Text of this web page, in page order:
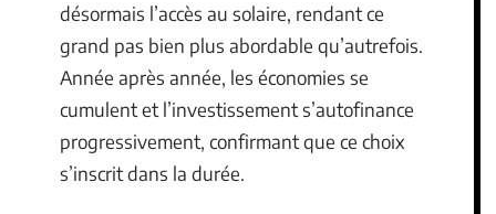
désormais l’accès au solaire, rendant ce
grand pas bien plus abordable qu’autrefois.
Année après année, les économies se
cumulent et l’investissement s’autofinance
progressivement, confirmant que ce choix
s’inscrit dans la durée.